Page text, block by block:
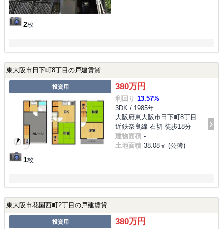
2枚
東大阪市日下町8丁目の戸建賃貸
投資用
1枚
380万円
利回り 13.57%
3DK / 1985年
大阪府東大阪市日下町8丁目
近鉄奈良線 石切 徒歩18分
建物面積 -
土地面積 38.08㎡ (公簿)
東大阪市花園西町2丁目の戸建賃貸
投資用 380万円